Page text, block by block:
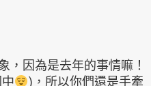
，因為是去年的事情嘛！
)，所以你們還是手牽